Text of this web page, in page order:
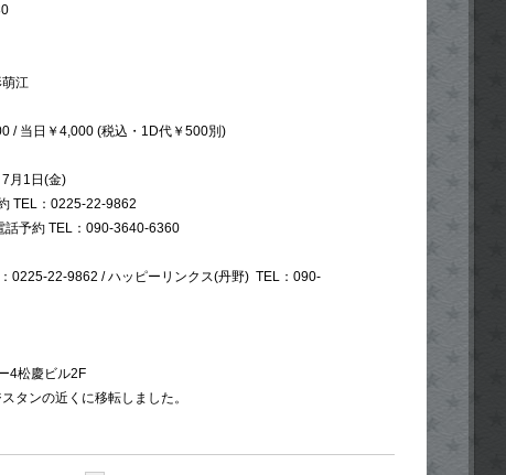
萌江
/ 当日￥4,000 (税込・1D代￥500別)
7月1日(金)
TEL：0225-22-9862
話予約 TEL：090-3640-6360
0225-22-9862 / ハッピーリンクス(丹野) TEL：090-
4松慶ビル2F
タンの近くに移転しました。